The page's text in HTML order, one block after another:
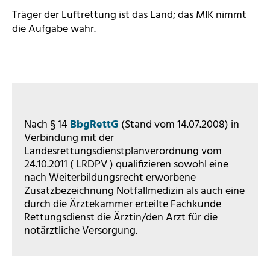
Träger der Luftrettung ist das Land; das MIK nimmt
die Aufgabe wahr.
Nach § 14BbgRettG (Stand vom 14.07.2008) in
Verbindung mit der
Landesrettungsdienstplanverordnung vom
24.10.2011 ( LRDPV ) qualifizieren sowohl eine
nach Weiterbildungsrecht erworbene
Zusatzbezeichnung Notfallmedizin als auch eine
durch die Ärztekammer erteilte Fachkunde
Rettungsdienst die Ärztin/den Arzt für die
notärztliche Versorgung.